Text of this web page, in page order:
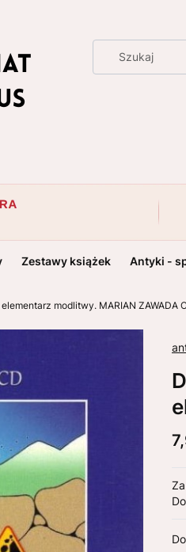
Zestawy książek Antyki -
modlitwy. MARIAN ZAWADA